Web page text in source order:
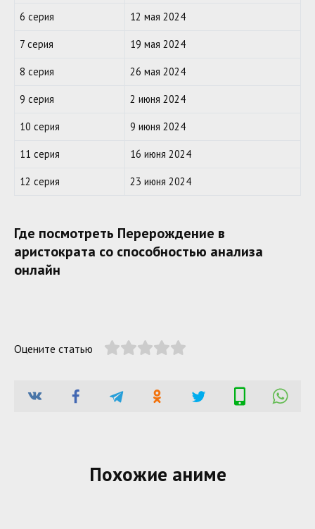
6 серия 12 мая 2024
7 серия 19 мая 2024
8 серия 26 мая 2024
9 серия 2 июня 2024
10 серия 9 июня 2024
11 серия 16 июня 2024
12 серия 23 июня 2024
Где посмотреть Перерождение в
аристократа со способностью анализа
онлайн
Оцените статью
Похожие аниме